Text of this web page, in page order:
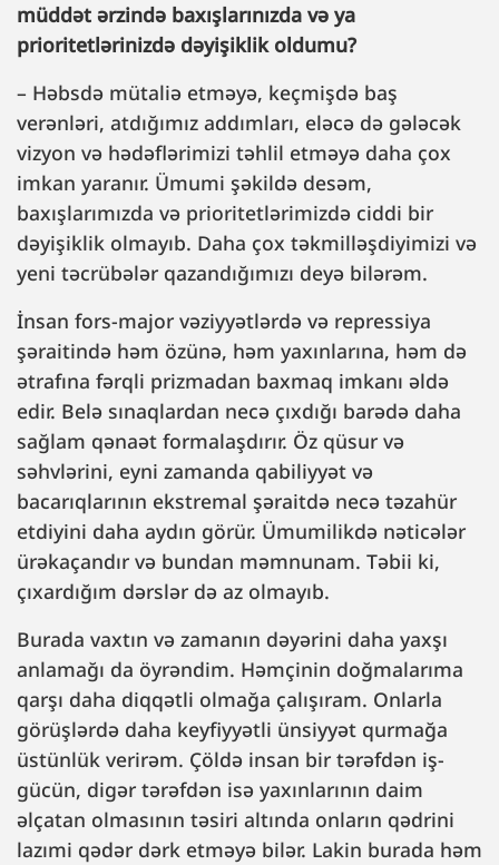
müddət ərzində baxışlarınızda və ya
prioritetlərinizdə dəyişiklik oldumu?
– Həbsdə mütaliə etməyə, keçmişdə baş
verənləri, atdığımız addımları, eləcə də gələcək
vizyon və hədəflərimizi təhlil etməyə daha çox
imkan yaranır. Ümumi şəkildə desəm,
baxışlarımızda və prioritetlərimizdə ciddi bir
dəyişiklik olmayıb. Daha çox təkmilləşdiyimizi və
yeni təcrübələr qazandığımızı deyə bilərəm.
İnsan fors-major vəziyyətlərdə və repressiya
şəraitində həm özünə, həm yaxınlarına, həm də
ətrafına fərqli prizmadan baxmaq imkanı əldə
edir. Belə sınaqlardan necə çıxdığı barədə daha
sağlam qənaət formalaşdırır. Öz qüsur və
səhvlərini, eyni zamanda qabiliyyət və
bacarıqlarının ekstremal şəraitdə necə təzahür
etdiyini daha aydın görür. Ümumilikdə nəticələr
ürəkaçandır və bundan məmnunam. Təbii ki,
çıxardığım dərslər də az olmayıb.
Burada vaxtın və zamanın dəyərini daha yaxşı
anlamağı da öyrəndim. Həmçinin doğmalarıma
qarşı daha diqqətli olmağa çalışıram. Onlarla
görüşlərdə daha keyfiyyətli ünsiyyət qurmağa
üstünlük verirəm. Çöldə insan bir tərəfdən iş-
gücün, digər tərəfdən isə yaxınlarının daim
əlçatan olmasının təsiri altında onların qədrini
lazımi qədər dərk etməyə bilər. Lakin burada həm